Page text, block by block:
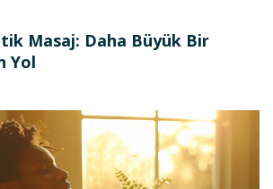
Masaj: Daha Büyük Bir
Yol